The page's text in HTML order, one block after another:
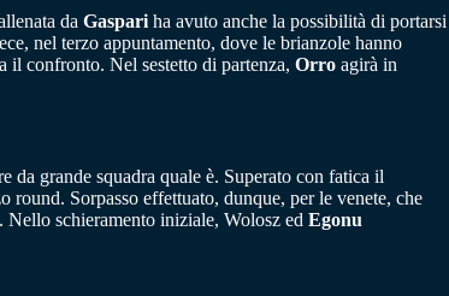
da Gaspariha avuto anche la possibilità di portarsi
nel terzo appuntamento, dove le brianzole hanno
il confronto. Nel sestetto di partenza, Orro agirà in
da grande squadra quale è. Superato con fatica il
round. Sorpasso effettuato, dunque, per le venete, che
Nello schieramento iniziale, Wolosz ed Egonu